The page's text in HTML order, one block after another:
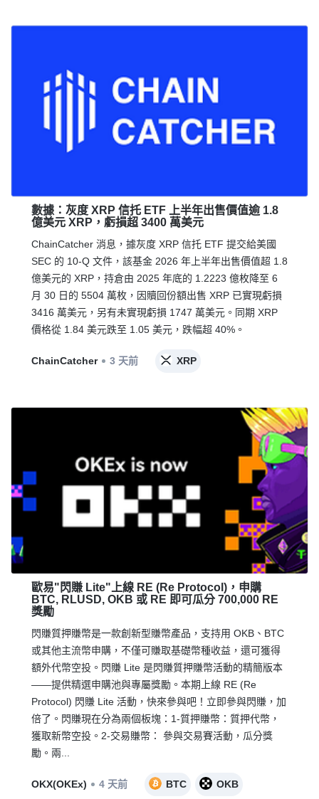
數據：灰度 XRP 信托 ETF 上半年出售價值逾 1.8
億美元 XRP，虧損超 3400 萬美元
ChainCatcher 消息，據灰度 XRP 信托 ETF 提交給美國
SEC 的 10-Q 文件，該基金 2026 年上半年出售價值超 1.8
億美元的 XRP，持倉由 2025 年底的 1.2223 億枚降至 6
月 30 日的 5504 萬枚，因贖回份額出售 XRP 已實現虧損
3416 萬美元，另有未實現虧損 1747 萬美元。同期 XRP
價格從 1.84 美元跌至 1.05 美元，跌幅超 40%。
ChainCatcher 3 天前 XRP
歐易"閃賺 Lite"上線 RE (Re Protocol)，申購
BTC, RLUSD, OKB 或 RE 即可瓜分 700,000 RE
獎勵
閃賺質押賺幣是一款創新型賺幣產品，支持用 OKB、BTC
或其他主流幣申購，不僅可賺取基礎幣種收益，還可獲得
額外代幣空投。閃賺 Lite 是閃賺質押賺幣活動的精簡版本
——提供精選申購池與專屬獎勵。本期上線 RE (Re
Protocol) 閃賺 Lite 活動，快來參與吧！立即參與閃賺，加
倍了。閃賺現在分為兩個板塊：1-質押賺幣：質押代幣，
獲取新幣空投。2-交易賺幣： 參與交易賽活動，瓜分獎
勵。兩...
OKX(OKEx) 4 天前 BTC OKB